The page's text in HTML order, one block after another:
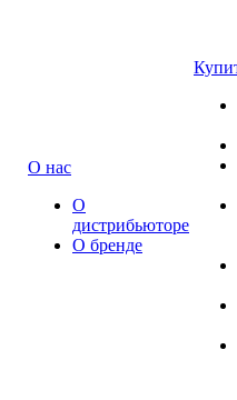
О нас
О
дистрибьюторе
О бренде